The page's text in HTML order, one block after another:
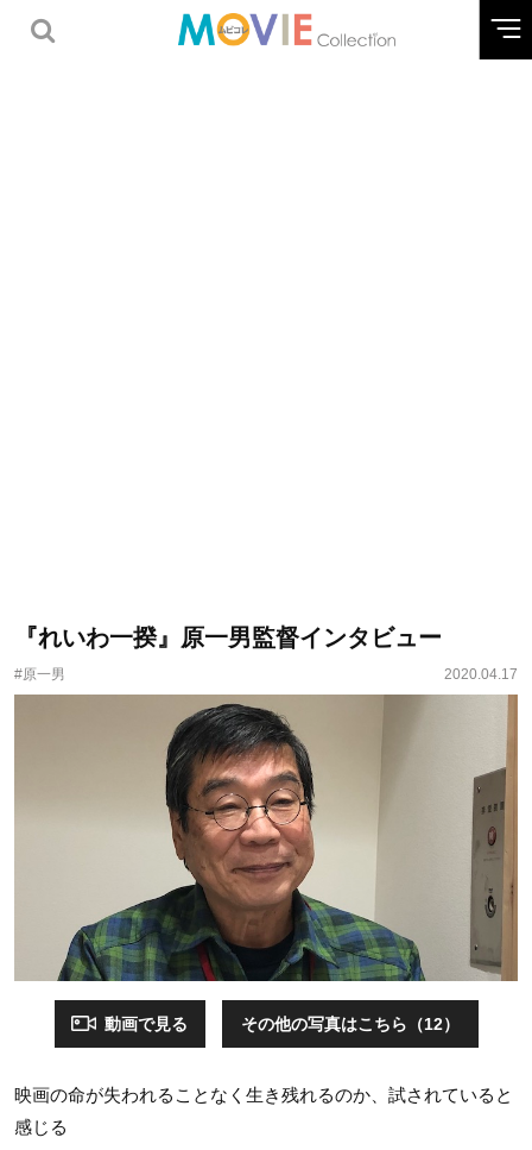
『れいわ一揆』原一男監督インタビュー
#原一男 2020.04.17
動画で見る その他の写真はこちら（12）
映画の命が失われることなく生き残れるのか、試されていると
感じる